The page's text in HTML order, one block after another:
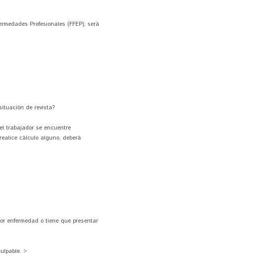
Profesionales (FFEP), será
de revista?
trabajador se encuentre
cálculo alguno, deberá
enfermedad o tiene que presentar
>